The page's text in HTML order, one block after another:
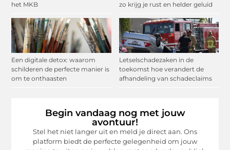
het MKB
zo krijg je rust en helder geluid
Een digitale detox: waarom
schilderen de perfecte manier is
om te onthaasten
Letselschadezaken in de
toekomst hoe verandert de
afhandeling van schadeclaims
Begin vandaag nog met jouw
avontuur!
Stel het niet langer uit en meld je direct aan. Ons
platform biedt de perfecte gelegenheid om jouw